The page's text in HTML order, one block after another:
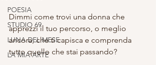
POESIA
STUDIO 69
LUNA DEL MESE
LA MIA ARTE
Dimmi come trovi una donna che
apprezzi il tuo percorso, o meglio
ancora, che ti capisca e comprenda
tutto quello che stai passando?